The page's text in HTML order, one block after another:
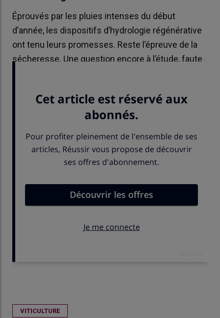
Éprouvés par les pluies intenses du début
d’année, les dispositifs d’hydrologie régénérative
ont tenu leurs promesses. Reste l’épreuve de la
sécheresse. Une question encore à l’étude, faute
VITICULTURE